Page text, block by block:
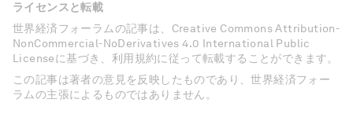
ライセンスと転載
世界経済フォーラムの記事は、Creative Commons Attribution-
NonCommercial-NoDerivatives 4.0 International Public
Licenseに基づき、利用規約に従って転載することができます。
この記事は著者の意見を反映したものであり、世界経済フォー
ラムの主張によるものではありません。